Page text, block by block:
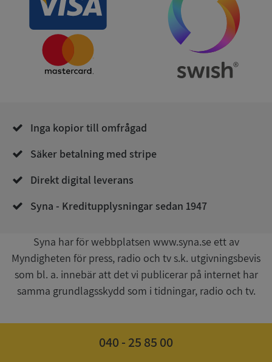
Inga kopior till omfrågad
Säker betalning med stripe
Direkt digital leverans
Syna - Kreditupplysningar sedan 1947
Syna har för webbplatsen www.syna.se ett av
Myndigheten för press, radio och tv s.k. utgivningsbevis
som bl. a. innebär att det vi publicerar på internet har
samma grundlagsskydd som i tidningar, radio och tv.
040 - 25 85 00
Strikt nödvändiga kakor tillåter
kärnwebbplatsfunktioner som användarinloggning
och kontohantering. Webbplatsen kan inte
användas ordentligt utan strikt nödvändiga cookies.
Namn
Leverantör/
Domän
VISITOR_PRIVACY_METADATA
YouTube
.youtube.com
5 månader
Privacy Policy